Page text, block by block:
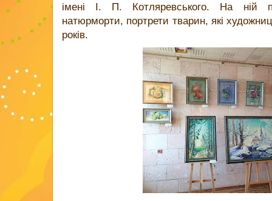
імені І. П. Котляревського. На ній
натюрморти, портрети тварин, які
років.